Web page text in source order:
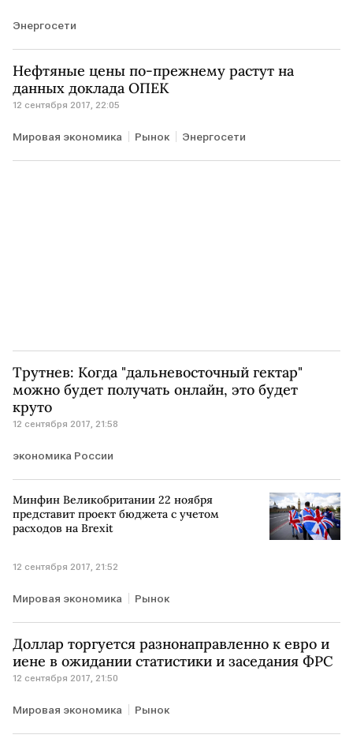
Энергосети
Нефтяные цены по-прежнему растут на
данных доклада ОПЕК
12 сентября 2017, 22:05
Мировая экономика Рынок Энергосети
Трутнев: Когда "дальневосточный гектар"
можно будет получать онлайн, это будет
круто
12 сентября 2017, 21:58
экономика России
Минфин Великобритании 22 ноября
представит проект бюджета с учетом
расходов на Brexit
12 сентября 2017, 21:52
Мировая экономика Рынок
Доллар торгуется разнонаправленно к евро и
иене в ожидании статистики и заседания ФРС
12 сентября 2017, 21:50
Мировая экономика Рынок